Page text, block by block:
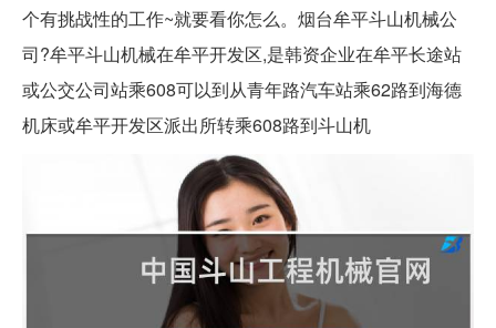
个有挑战性的工作~就要看你怎么。烟台牟平斗山机械公
司?牟平斗山机械在牟平开发区,是韩资企业在牟平长途站
或公交公司站乘608可以到从青年路汽车站乘62路到海德
机床或牟平开发区派出所转乘608路到斗山机